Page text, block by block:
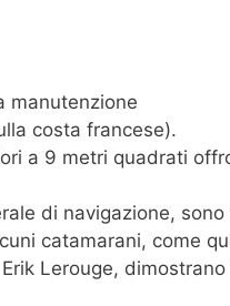
manutenzione
costa francese).
a 9 metri quadrati
di navigazione,
catamarani, come
Lerouge,